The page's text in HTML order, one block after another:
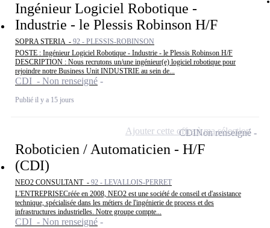
Ingénieur Logiciel Robotique -
Industrie - le Plessis Robinson H/F
SOPRA STERIA - 92 - PLESSIS-ROBINSON
POSTE : Ingénieur Logiciel Robotique - Industrie - le Plessis Robinson H/F
DESCRIPTION : Nous recrutons un/une ingénieur(e) logiciel robotique pour
rejoindre notre Business Unit INDUSTRIE au sein de...
CDI - Non renseigné
Publié il y a 15 jours
Roboticien / Automaticien - H/F
(CDI)
NEO2 CONSULTANT - 92 - LEVALLOIS-PERRET
L'ENTREPRISECréée en 2008, NEO2 est une société de conseil et d'assistance
technique, spécialisée dans les métiers de l'ingénierie de process et des
infrastructures industrielles. Notre groupe compte...
CDI - Non renseigné
CDINon renseigné
Ajouter cette offre à ma sélection